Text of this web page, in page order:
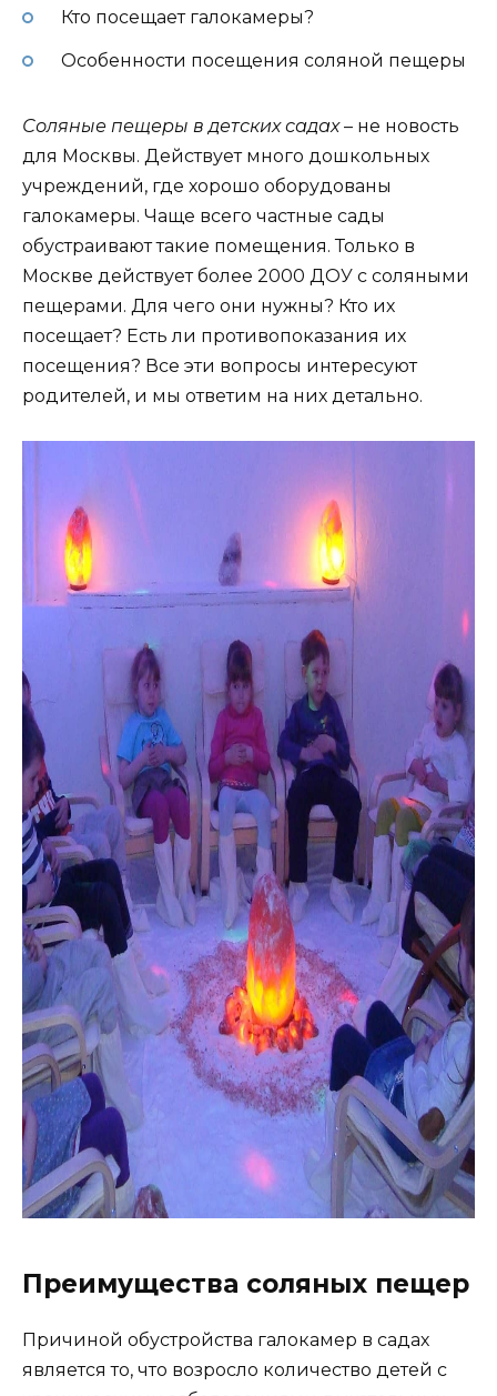
Кто посещает галокамеры?
Особенности посещения соляной пещеры
Соляные пещеры в детских садах– не новость
для Москвы. Действует много дошкольных
учреждений, где хорошо оборудованы
галокамеры. Чаще всего частные сады
обустраивают такие помещения. Только в
Москве действует более 2000 ДОУ с соляными
пещерами. Для чего они нужны? Кто их
посещает? Есть ли противопоказания их
посещения? Все эти вопросы интересуют
родителей, и мы ответим на них детально.
Преимущества соляных пещер
Причиной обустройства галокамер в садах
является то, что возросло количество детей с